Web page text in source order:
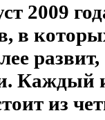
2009
в
Каждый
из